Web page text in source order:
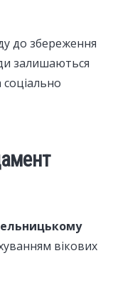
до збереження
залишаються
вікових